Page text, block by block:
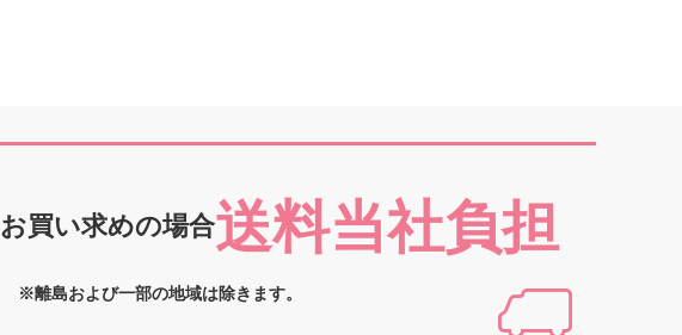
お買い求めの場合送料当社負担
※離島および一部の地域は除きます。